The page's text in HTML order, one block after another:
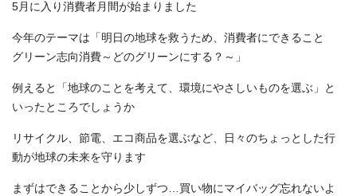
5月に入り消費者月間が始まりました
今年のテーマは「明日の地球を救うため、消費者にできること
グリーン志向消費～どのグリーンにする？～」
例えると「地球のことを考えて、環境にやさしいものを選ぶ」と
いったところでしょうか
リサイクル、節電、エコ商品を選ぶなど、日々のちょっとした行
動が地球の未来を守ります
まずはできることから少しずつ…買い物にマイバッグ忘れないよ